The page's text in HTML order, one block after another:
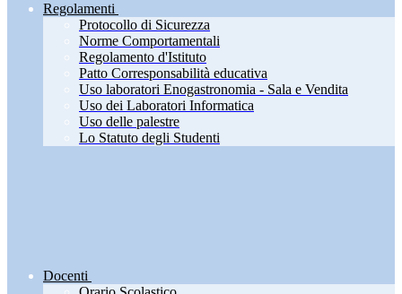
Regolamenti
Protocollo di Sicurezza
Norme Comportamentali
Regolamento d'Istituto
Patto Corresponsabilità educativa
Uso laboratori Enogastronomia - Sala e Vendita
Uso dei Laboratori Informatica
Uso delle palestre
Lo Statuto degli Studenti
Docenti